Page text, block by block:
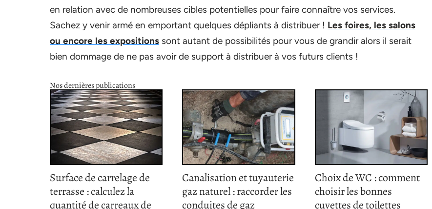
en relation avec de nombreuses cibles potentielles pour faire connaître vos services.
Sachez y venir armé en emportant quelques dépliants à distribuer ! Les foires, les salons
ou encore les expositions sont autant de possibilités pour vous de grandir alors il serait
bien dommage de ne pas avoir de support à distribuer à vos futurs clients !
Nos dernières publications
Surface de carrelage de
terrasse : calculez la
quantité de carreaux de
Canalisation et tuyauterie
gaz naturel : raccorder les
conduites de gaz
Choix de WC : comment
choisir les bonnes
cuvettes de toilettes